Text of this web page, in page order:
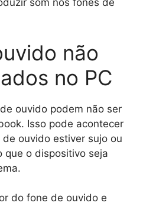
som nos fones de
não
no PC
ouvido podem não ser
Isso pode acontecer
ouvido estiver sujo ou
que o dispositivo seja
do fone de ouvido e